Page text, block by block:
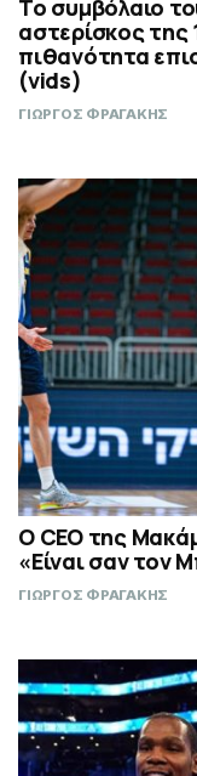
Το συμβόλαιο
αστερίσκος της
πιθανότητα
(vids)
ΓΙΩΡΓΟΣ ΦΡΑΓΑΚΗΣ
Ο CEO της
«Είναι σαν τον
ΓΙΩΡΓΟΣ ΦΡΑΓΑΚΗΣ